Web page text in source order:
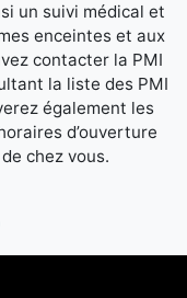
un suivi médical et
enceintes et aux
contacter la PMI
la liste des PMI
également les
d’ouverture
chez vous.